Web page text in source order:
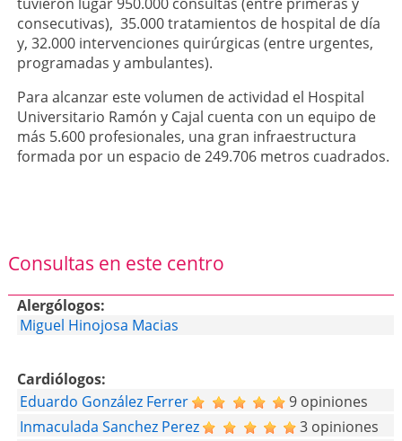
tuvieron lugar 950.000 consultas (entre primeras y
consecutivas), 35.000 tratamientos de hospital de día
y, 32.000 intervenciones quirúrgicas (entre urgentes,
programadas y ambulantes).
Para alcanzar este volumen de actividad el Hospital
Universitario Ramón y Cajal cuenta con un equipo de
más 5.600 profesionales, una gran infraestructura
formada por un espacio de 249.706 metros cuadrados.
Consultas en este centro
Alergólogos:
Miguel Hinojosa Macias
Cardiólogos:
Eduardo González Ferrer
9 opiniones
Inmaculada Sanchez Perez
3 opiniones